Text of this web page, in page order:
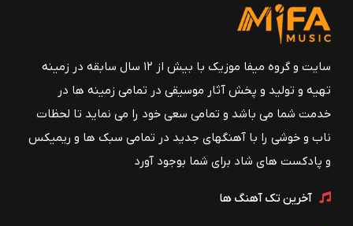
سایت و گروه میفا موزیک با بیش از ۱۲ سال سابقه در زمینه
تهیه و تولید و پخش آثار موسیقی در تمامی زمینه ها در
خدمت شما می باشد و تمامی سعی خود را می نماید تا لحظات
ناب و خوشی را با آهنگهای جدید در تمامی سبک ها و ریمیکس
و پادکست های شاد برای شما بوجود آورد
آخرین تک آهنگ ها